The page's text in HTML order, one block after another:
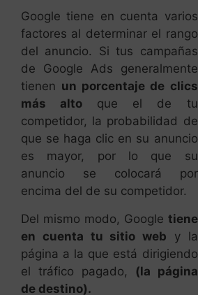
tienen
un porcentaje de clics
más alto
que el de tu
competidor, la probabilidad de
que se haga clic en su anuncio
es mayor, por lo que su
anuncio se colocará por
encima del de su competidor.
Del mismo modo, Googletiene
en cuenta tu sitio weby la
página a la que está dirigiendo
el tráfico pagado,(la página
de destino).
Si la calidad de su sitio web y
página de destino es más
relevante para la consultade